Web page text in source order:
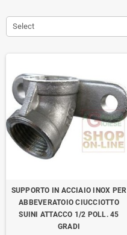
Select
SUPPORTO IN ACCIAIO INOX PER
ABBEVERATOIO CIUCCIOTTO
SUINI ATTACCO 1/2 POLL. 45
GRADI